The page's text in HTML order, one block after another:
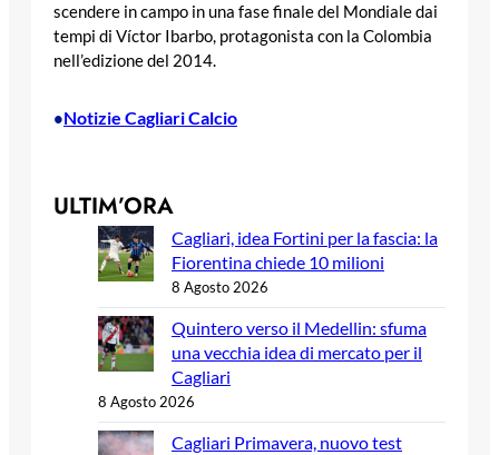
scendere in campo in una fase finale del Mondiale dai
tempi di Víctor Ibarbo, protagonista con la Colombia
nell’edizione del 2014.
•Notizie Cagliari Calcio
ULTIM’ORA
Cagliari, idea Fortini per la fascia: la
Fiorentina chiede 10 milioni
8 Agosto 2026
Quintero verso il Medellin: sfuma
una vecchia idea di mercato per il
Cagliari
8 Agosto 2026
Cagliari Primavera, nuovo test